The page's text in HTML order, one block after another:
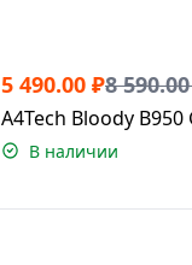
5 490.00 ₽8 590.00
A4Tech Bloody
В наличии